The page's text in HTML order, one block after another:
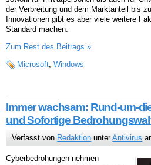
der Verbreitung und dem Marktanteil bis
Innovationen gibt es aber viele weitere
Standard machen.
Zum Rest des Beitrags »
Microsoft, Windows
Immer wachsam: Rund-um-
und Sofortige
Verfasst von Redaktion unterAntivirus
Cyberbedrohungen nehmen